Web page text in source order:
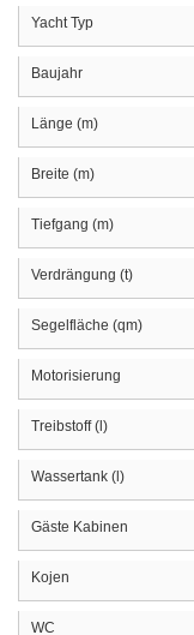
Yacht Typ
Baujahr
Länge (m)
Breite (m)
Tiefgang (m)
Verdrängung (t)
Segelfläche (qm)
Motorisierung
Treibstoff (l)
Wassertank (l)
Gäste Kabinen
Kojen
WC